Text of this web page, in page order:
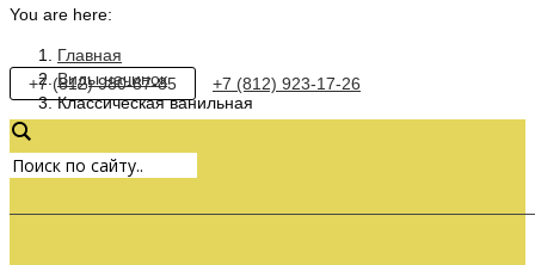
You are here:
Главная
Виды начинок
Классическая ванильная
+7 (812) 980-87-85 +7 (812) 923-17-26